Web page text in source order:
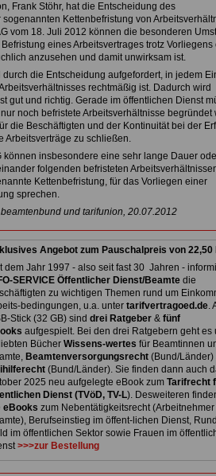
Frank Stöhr, hat die Entscheidung des
Kettenbefristung von
vom 18. Juli 2012 können die besonderen
eines Arbeitsvertrages trotz Vorliegens
anzusehen und damit unwirksam ist.
die Entscheidung aufgefordert, in jedem
rechtmäßig ist. Dadurch wird
gut und richtig. Gerade im öffentlichen Dienst
noch befristete Arbeitsverhältnisse begründet
die Beschäftigten und der Kontinuität bei der
Arbeitsverträge zu schließen.
können insbesondere eine sehr lange Dauer
folgenden befristeten
Kettenbefristung, für das Vorliegen einer
sprechen.
und tarifunion, 20.07.2012
Angebot zum Pauschalpreis von 22,50
dem Jahr 1997 - also seit fast 30 Jahren -
SERVICE Öffentlicher Dienst/Beamtedie
zu wichtigen Themen rund um
bedingungen, u.a. unter tarifvertragoed.de.
Stick (32 GB) sind drei Ratgeber& fünf
aufgespielt. Bei den drei Ratgebern geht es
Bücher Wissens-wertes für Beamtinnen
Beamtenversorgungsrecht(Bund/Länder)
(Bund/Länder). Sie finden dann auch
2025 neu aufgelegte eBook zum Tarifrecht
Dienst (TVöD, TV-L). Desweiteren
eBooks zum Nebentätigkeitsrecht (Arbeitnehmer
Berufseinstieg im öffent-lichen Dienst,
im öffentlichen Sektor sowie Frauen im
>>>zur Bestellung